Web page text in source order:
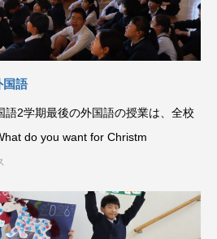
国語
語2学期最後の外国語の授業は、全校
do you want for Christm